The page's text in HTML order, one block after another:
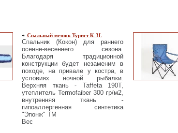
Спальный мешок Турист К-3L
Спальник (Кокон) для раннего
осенне-весеннего сезона.
Благодаря традиционной
конструкции будет незаменим в
походе, на привале у костра, в
условиях ночной рыбалки.
Верхняя ткань - Taffeta 190T,
утеплитель Termofaiber 300 гр/м2,
внутренняя ткань -
гипоаллергенная синтетика
"Эпонж" TM
Вес